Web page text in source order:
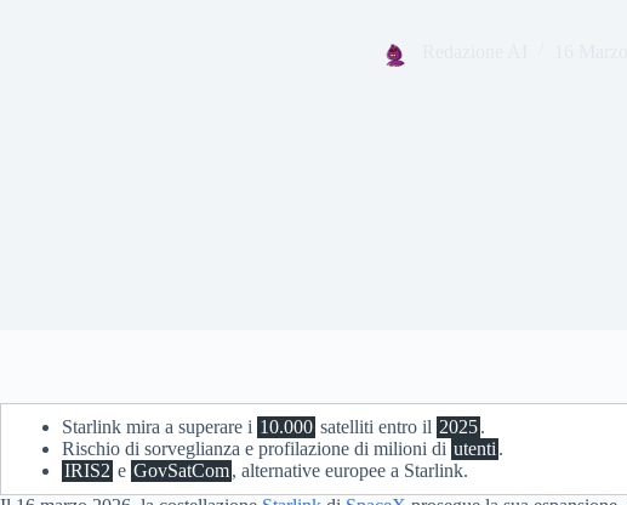
Starlink mira a superare i 10.000 satelliti entro il 2025.
Rischio di sorveglianza e profilazione di milioni di utenti .
IRIS2 e GovSatCom, alternative europee a Starlink.